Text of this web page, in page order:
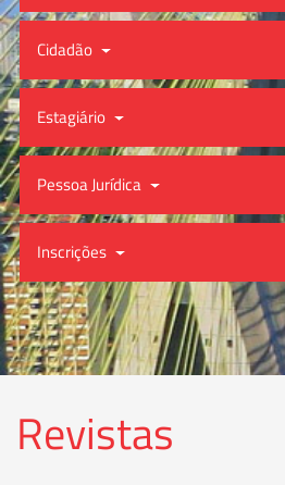
Cidadão
Estagiário
Pessoa Jurídica
Inscrições
Revistas